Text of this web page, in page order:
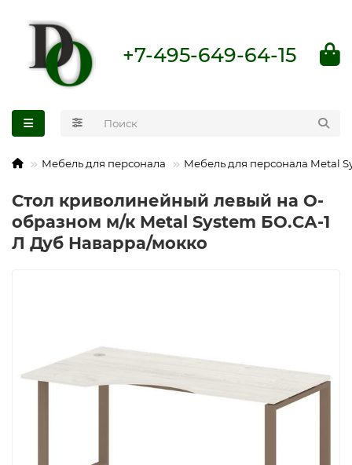
+7-495-649-64-15
Мебель для персонала Мебель для персонала Metal
Стол криволинейный левый на О-
образном м/к Metal System БО.СА-1
Л Дуб Наварра/мокко